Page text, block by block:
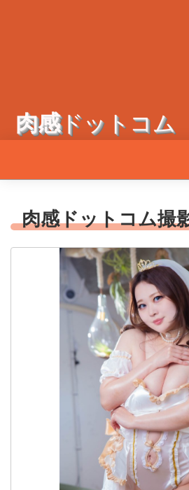
肉感ドットコム
肉感ドットコム撮